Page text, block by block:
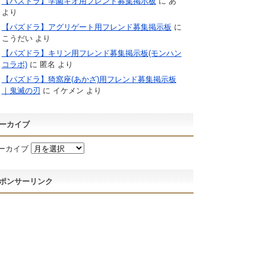
より
【パズドラ】アグリゲート用フレンド募集掲示板 に
こうだいより
【パズドラ】キリン用フレンド募集掲示板(モンハン
コラボ)に 匿名 より
【パズドラ】猗窩座(あかざ)用フレンド募集掲示板
｜鬼滅の刃 に イケメン より
カイブ
カイブ
ンサーリンク